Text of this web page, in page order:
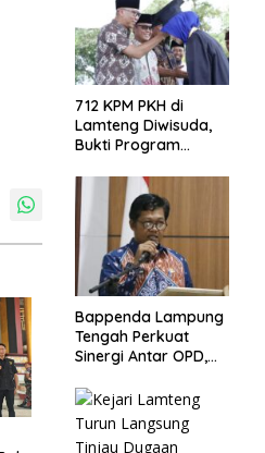
712 KPM PKH di
Lamteng Diwisuda,
Bukti Program
Ekonomi Warga
Bappenda Lampung
Tengah Perkuat
Sinergi Antar OPD,
PAD Tahun 2025